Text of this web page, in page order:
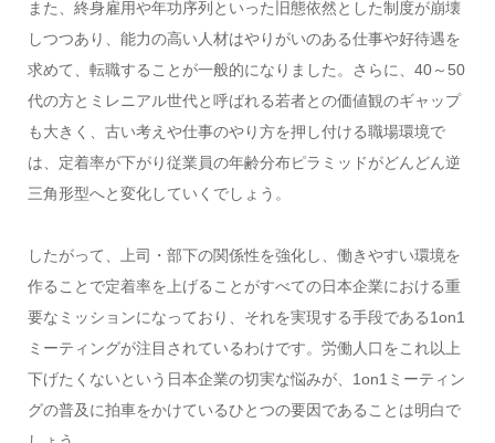
また、終身雇用や年功序列といった旧態依然とした制度が崩壊
しつつあり、能力の高い人材はやりがいのある仕事や好待遇を
求めて、転職することが一般的になりました。さらに、40～50
代の方とミレニアル世代と呼ばれる若者との価値観のギャップ
も大きく、古い考えや仕事のやり方を押し付ける職場環境で
は、定着率が下がり従業員の年齢分布ピラミッドがどんどん逆
三角形型へと変化していくでしょう。
したがって、上司・部下の関係性を強化し、働きやすい環境を
作ることで定着率を上げることがすべての日本企業における重
要なミッションになっており、それを実現する手段である1on1
ミーティングが注目されているわけです。労働人口をこれ以上
下げたくないという日本企業の切実な悩みが、1on1ミーティン
グの普及に拍車をかけているひとつの要因であることは明白で